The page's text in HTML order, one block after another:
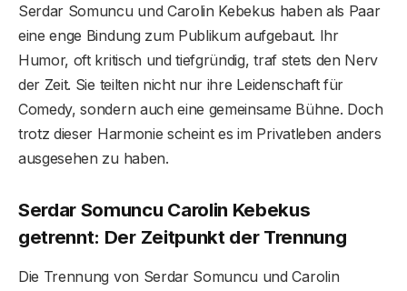
Serdar Somuncu und Carolin Kebekus haben als Paar
eine enge Bindung zum Publikum aufgebaut. Ihr
Humor, oft kritisch und tiefgründig, traf stets den Nerv
der Zeit. Sie teilten nicht nur ihre Leidenschaft für
Comedy, sondern auch eine gemeinsame Bühne. Doch
trotz dieser Harmonie scheint es im Privatleben anders
ausgesehen zu haben.
Serdar Somuncu Carolin Kebekus
getrennt: Der Zeitpunkt der Trennung
Die Trennung von Serdar Somuncu und Carolin